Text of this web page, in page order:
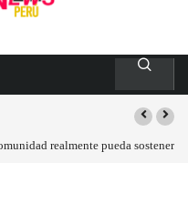
realmente pueda sostener